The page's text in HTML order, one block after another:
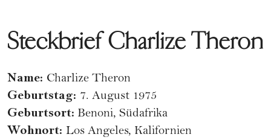
Steckbrief Charlize Theron
Name: Charlize Theron
Geburtstag: 7. August 1975
Geburtsort: Benoni, Südafrika
Wohnort: Los Angeles, Kalifornien